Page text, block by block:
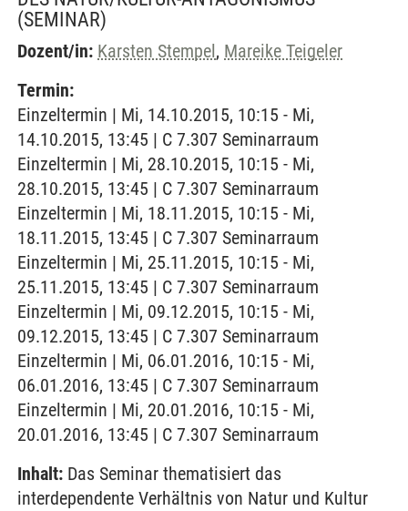
(SEMINAR)
Dozent/in: Karsten Stempel, Mareike Teigeler
Termin:
Einzeltermin | Mi, 14.10.2015, 10:15 - Mi,
14.10.2015, 13:45 | C 7.307 Seminarraum
Einzeltermin | Mi, 28.10.2015, 10:15 - Mi,
28.10.2015, 13:45 | C 7.307 Seminarraum
Einzeltermin | Mi, 18.11.2015, 10:15 - Mi,
18.11.2015, 13:45 | C 7.307 Seminarraum
Einzeltermin | Mi, 25.11.2015, 10:15 - Mi,
25.11.2015, 13:45 | C 7.307 Seminarraum
Einzeltermin | Mi, 09.12.2015, 10:15 - Mi,
09.12.2015, 13:45 | C 7.307 Seminarraum
Einzeltermin | Mi, 06.01.2016, 10:15 - Mi,
06.01.2016, 13:45 | C 7.307 Seminarraum
Einzeltermin | Mi, 20.01.2016, 10:15 - Mi,
20.01.2016, 13:45 | C 7.307 Seminarraum
Inhalt: Das Seminar thematisiert das
interdependente Verhältnis von Natur und Kultur